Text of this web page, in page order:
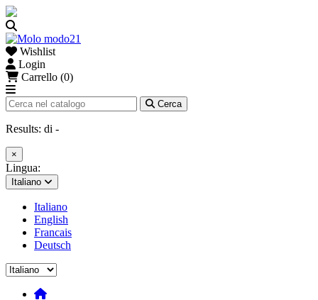
Wishlist
Login
Carrello (0)
Cerca
Results: di -
×
Lingua:
Italiano
Italiano
English
Francais
Deutsch